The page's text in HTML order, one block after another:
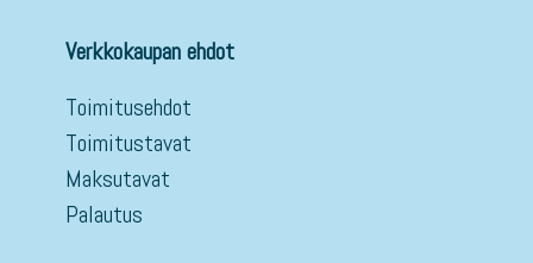
Verkkokaupan ehdot
Toimitusehdot
Toimitustavat
Maksutavat
Palautus